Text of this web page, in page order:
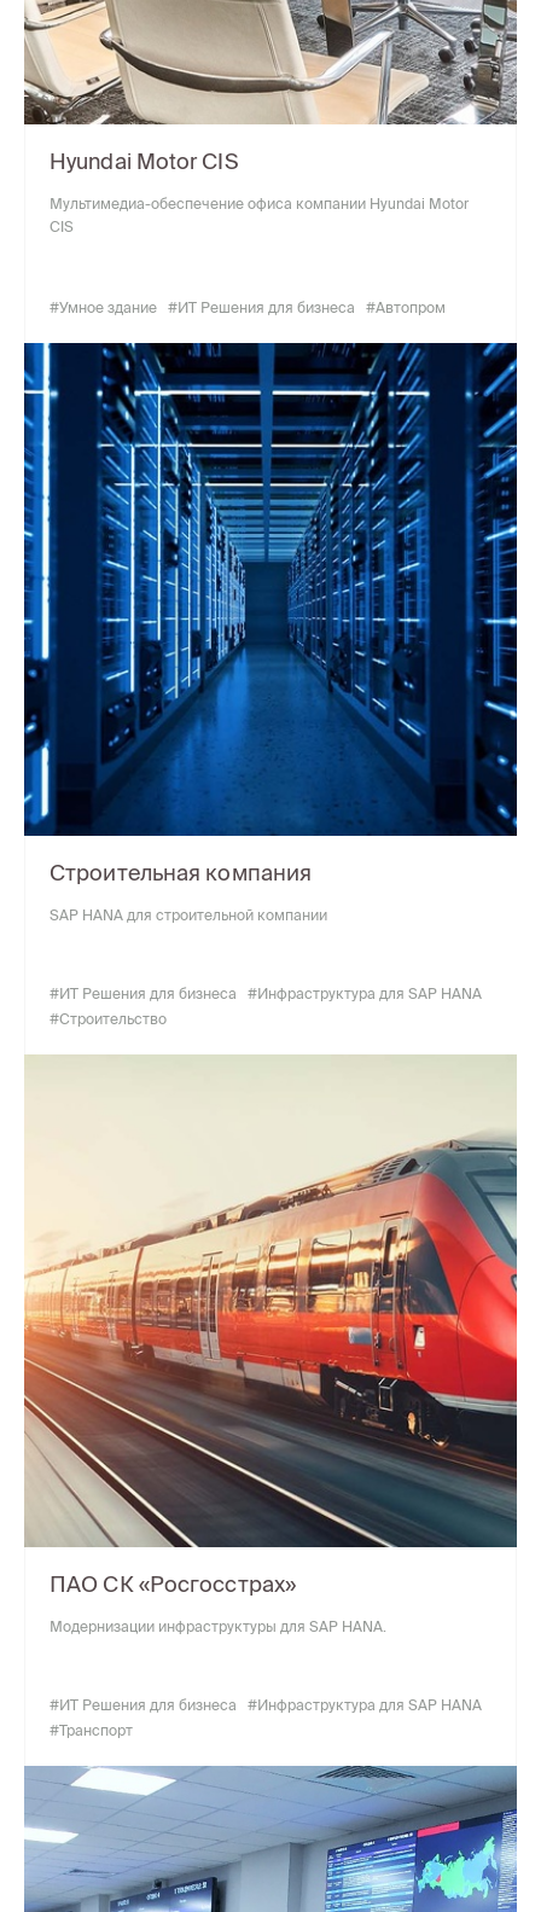
Hyundai Motor CIS
Мультимедиа-обеспечение офиса компании Hyundai Motor
CIS
#Умное здание #ИТ Решения для бизнеса #Автопром
Строительная компания
SAP HANA для строительной компании
#ИТ Решения для бизнеса
#Инфраструктура для SAP HANA
#Строительство
ПАО СК «Росгосстрах»
Модернизации инфраструктуры для SAP HANA.
#ИТ Решения для бизнеса
#Инфраструктура для SAP HANA
#Транспорт